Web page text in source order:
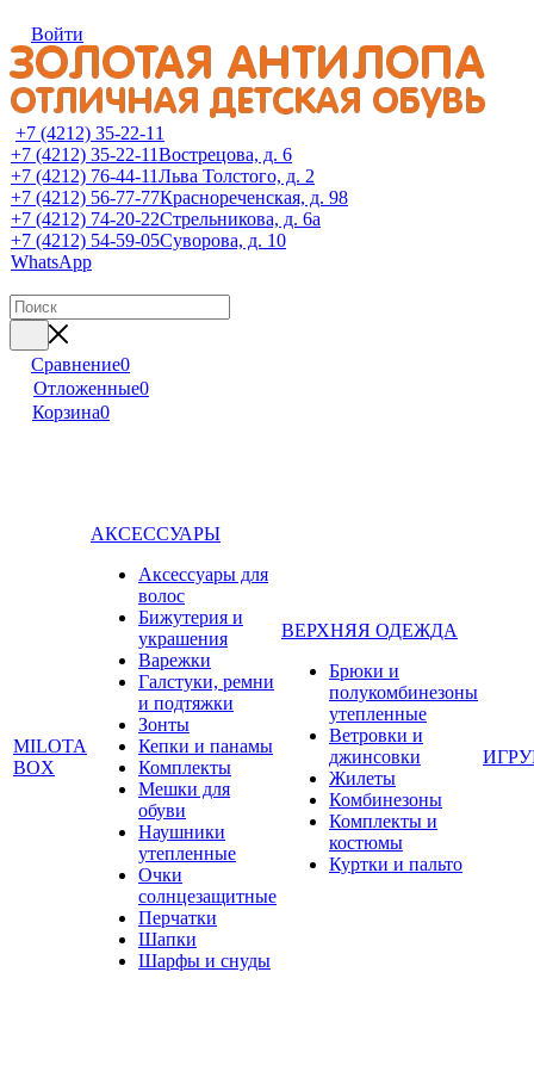
Войти
+7 (4212) 35-22-11
+7 (4212) 35-22-11Вострецова, д. 6
+7 (4212) 76-44-11Льва Толстого, д. 2
+7 (4212) 56-77-77Краснореченская, д. 98
+7 (4212) 74-20-22Стрельникова, д. 6а
+7 (4212) 54-59-05Суворова, д. 10
WhatsApp
Сравнение0
Отложенные0
Корзина0
MILOTA
BOX
АКСЕССУАРЫ
Аксессуары для
волос
Бижутерия и
украшения
Варежки
Галстуки, ремни
и подтяжки
Зонты
Кепки и панамы
Комплекты
Мешки для
обуви
Наушники
утепленные
Очки
солнцезащитные
Перчатки
Шапки
Шарфы и снуды
ВЕРХНЯЯ ОДЕЖДА
Брюки и
полукомбинезоны
утепленные
Ветровки и
джинсовки
Жилеты
Комбинезоны
Комплекты и
костюмы
Куртки и пальто